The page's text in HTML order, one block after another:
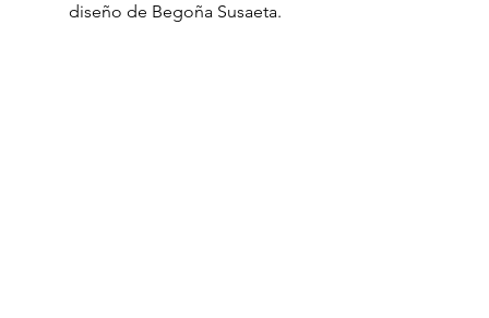
diseño de Begoña Susaeta.